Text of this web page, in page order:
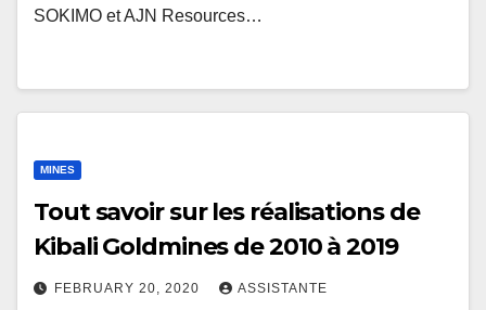
SOKIMO et AJN Resources…
MINES
Tout savoir sur les réalisations de
Kibali Goldmines de 2010 à 2019
FEBRUARY 20, 2020 ASSISTANTE